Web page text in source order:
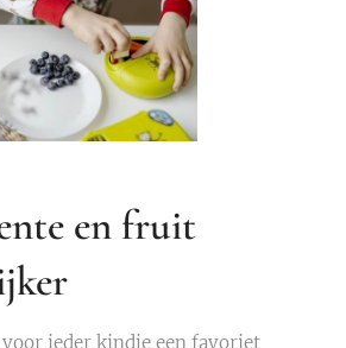
en fruit
ieder kindje een favoriet